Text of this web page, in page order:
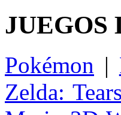
JUEGOS
Pokémon |
Zelda: